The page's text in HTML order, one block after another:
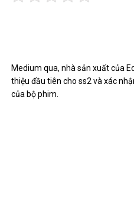
Medium qua, nhà sản xuất của
thiệu đầu tiên cho ss2 và xác
của bộ phim.